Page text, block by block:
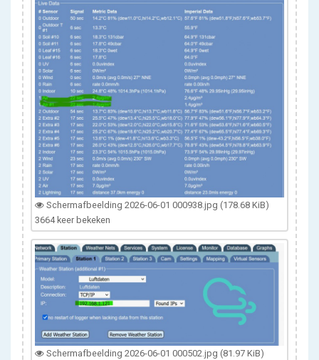
Schermafbeelding 2026-06-01 000938.jpg (178.68 KiB)
3664 keer bekeken
Schermafbeelding 2026-06-01 000502.jpg (81.97 KiB)